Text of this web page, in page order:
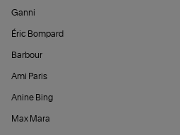
Ganni
Éric Bompard
Barbour
Ami Paris
Anine Bing
Max Mara